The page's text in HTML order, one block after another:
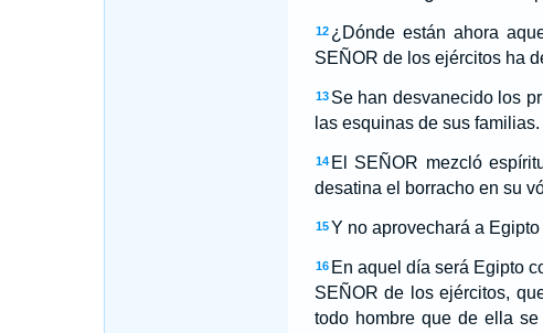
12 ¿Dónde están ahora
SEÑOR de los ejércitos ha
13 Se han desvanecido los
las esquinas de sus familias.
14 El SEÑOR mezcló
desatina el borracho en su
15 Y no aprovechará a
16 En aquel día será Egipto
SEÑOR de los ejércitos,
todo hombre que de ella